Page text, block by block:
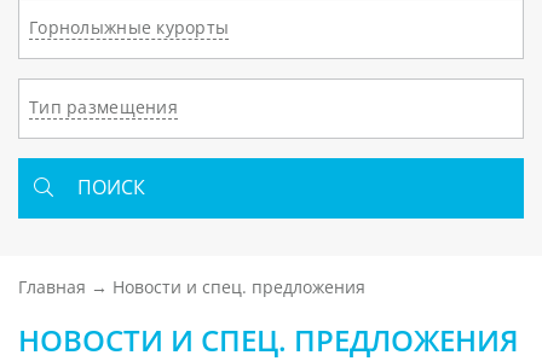
Горнолыжные курорты
Тип размещения
ПОИСК
Главная Новости и спец. предложения
НОВОСТИ И СПЕЦ. ПРЕДЛОЖЕНИЯ